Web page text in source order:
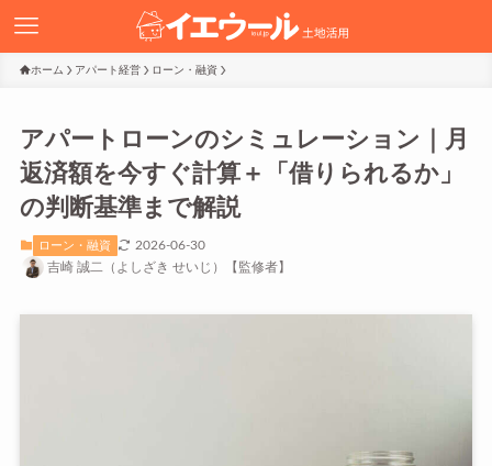
ホーム アパート経営 ローン・融資
アパートローンのシミュレーション｜月
返済額を今すぐ計算＋「借りられるか」
の判断基準まで解説
ローン・融資
2026-06-30
吉崎 誠二（よしざき せいじ）【監修者】